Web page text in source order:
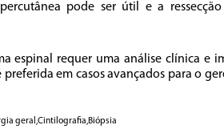
pode ser útil e a
espinal requer uma análise clínica e
preferida em casos avançados para o
geral,Cintilografia,Biópsia